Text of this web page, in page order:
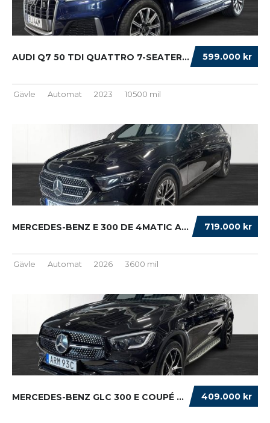
599.000 kr
AUDI Q7 50 TDI QUATTRO 7-SEATER TIPTRONIC S ...
Gävle Automat 2023 10500 mil
719.000 kr
MERCEDES-BENZ E 300 DE 4MATIC ALL-TERRAIN HY...
Gävle Automat 2026 3600 mil
409.000 kr
MERCEDES-BENZ GLC 300 E COUPÉ 4MATIC AMG BU ...